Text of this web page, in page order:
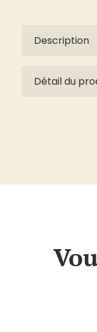
Description
Détail du